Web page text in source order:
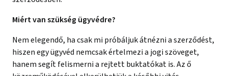
Miért van szükség ügyvédre?
Nem elegendő, ha csak mi próbáljuk átnézni a szerződést,
hiszen egy ügyvéd nemcsak értelmezi a jogi szöveget,
hanem segít felismerni a rejtett buktatókat is. Az ő